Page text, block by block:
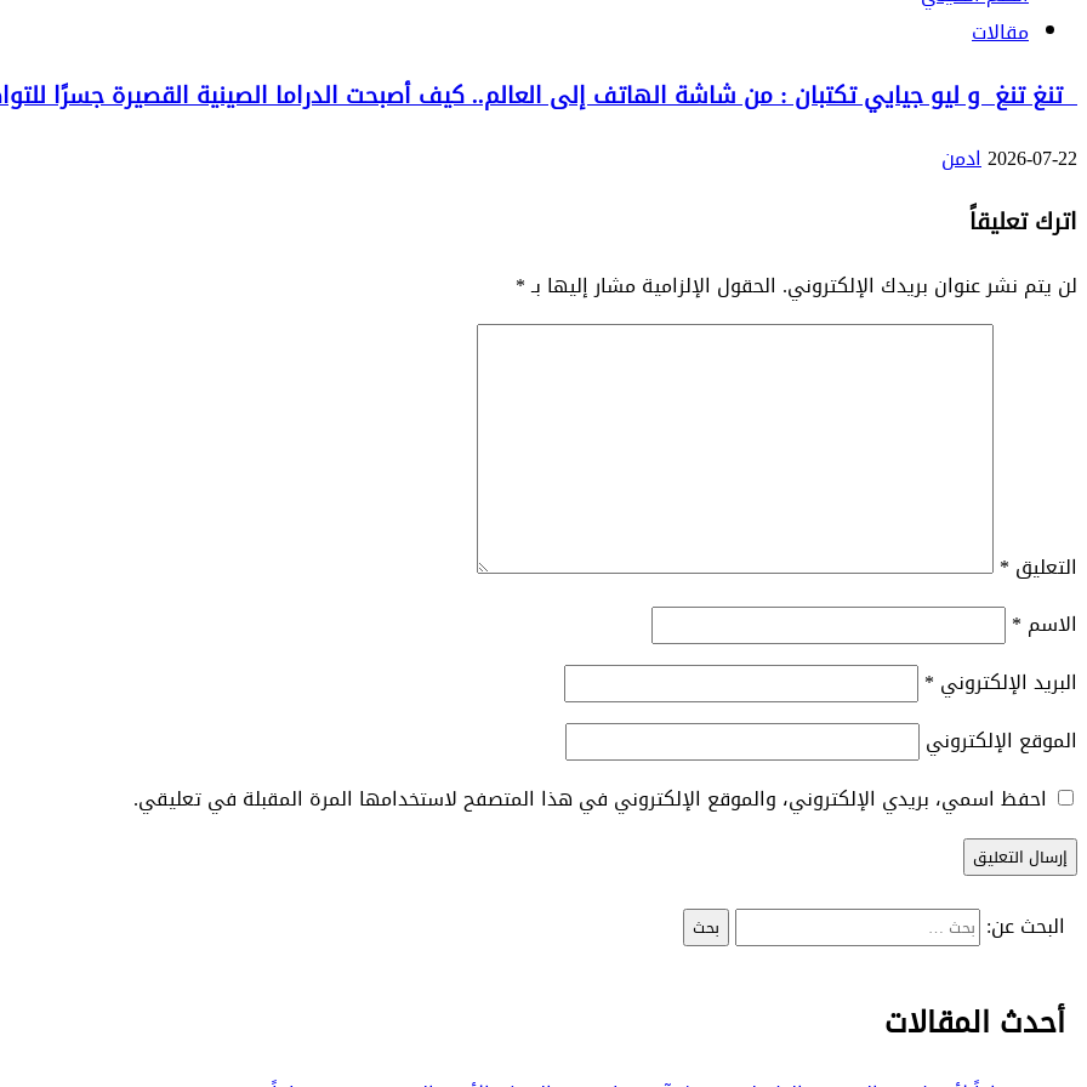
مقالات
تنغ تنغ و ليو جيايي تكتبان : من شاشة الهاتف إلى العالم.. كيف أصبحت الدراما الصينية القصيرة جسرًا
2026-07-22ادمن
اترك تعليقاً
لن يتم نشر عنوان بريدك الإلكتروني. الحقول الإلزامية مشار إليها بـ*
التعليق *
الاسم *
البريد الإلكتروني *
الموقع الإلكتروني
احفظ اسمي، بريدي الإلكتروني، والموقع الإلكتروني في هذا المتصفح لاستخدامها المرة المقبلة في تعليقي.
البحث عن:
أحدث المقالات